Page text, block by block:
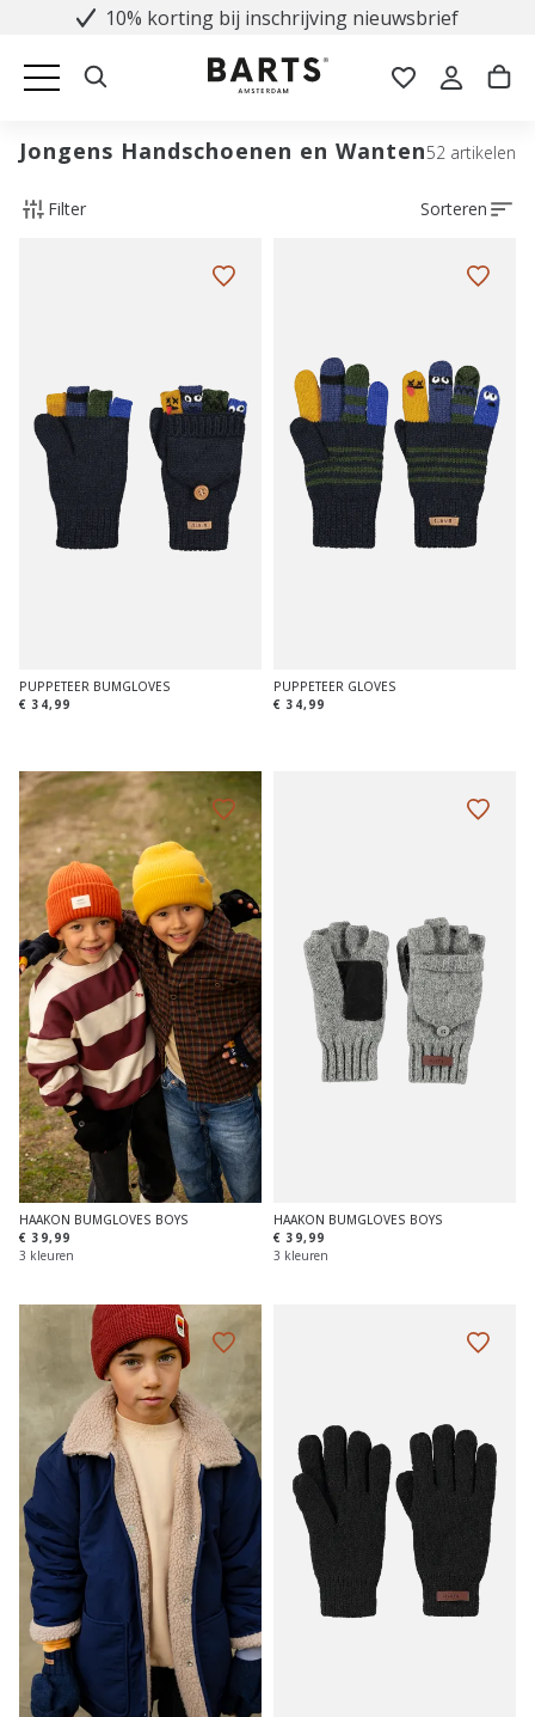
10% korting bij inschrijving nieuwsbrief
Jongens Handschoenen en Wanten52 artikelen
Filter Sorteren
PUPPETEER BUMGLOVES
€ 34,99
PUPPETEER GLOVES
€ 34,99
HAAKON BUMGLOVES BOYS
€ 39,99
3 kleuren
HAAKON BUMGLOVES BOYS
€ 39,99
3 kleuren